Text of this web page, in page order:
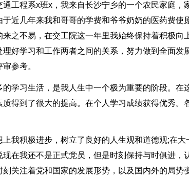
通工程系x班x，我来自长沙宁乡的一个农民家庭，
于近几年来我和哥哥的学费和爷爷奶奶的医药费使
来之不易，在交工院这一年里我始终保持着积极向
理好学习和工作两者之间的关系，努力做到全面发
参考。
的学习生活，是我人生中一个极为重要的阶段。在
质得到了很大的提高。在个人学习成绩获得优秀。
上我积极进步，树立了良好的人生观和道德观;在
现在我还不是正式党员，但是时刻保持与时俱进，
刻关注着党和国家的发展形势，以及国内外的局势